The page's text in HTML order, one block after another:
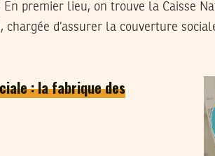
premier lieu, on trouve la Caisse
chargée d’assurer la couverture
: la fabrique des